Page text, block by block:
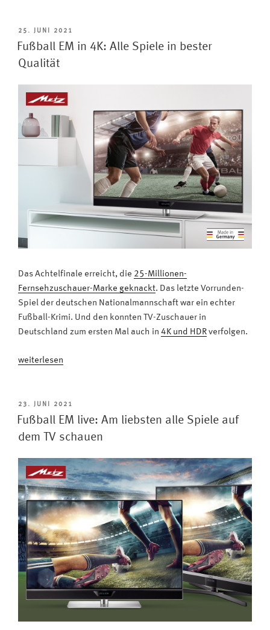
Fast
alle
Deutschen
fern“
VERÖFFENTLICHT
AM
25. JUNI 2021
Fußball EM in 4K: Alle Spiele in bester
Qualität
Das Achtelfinale erreicht, die 25-Millionen-
Fernsehzuschauer-Marke geknackt. Das letzte Vorrunden-
Spiel der deutschen Nationalmannschaft war ein echter
Fußball-Krimi. Und den konnten TV-Zuschauer in
Deutschland zum ersten Mal auch in 4K und HDR verfolgen.
„Fußball
4K:
Alle
Spiele
bester
Qualität“
weiterlesen
VERÖFFENTLICHT
AM
23. JUNI 2021
Fußball EM live: Am liebsten alle Spiele auf
dem TV schauen